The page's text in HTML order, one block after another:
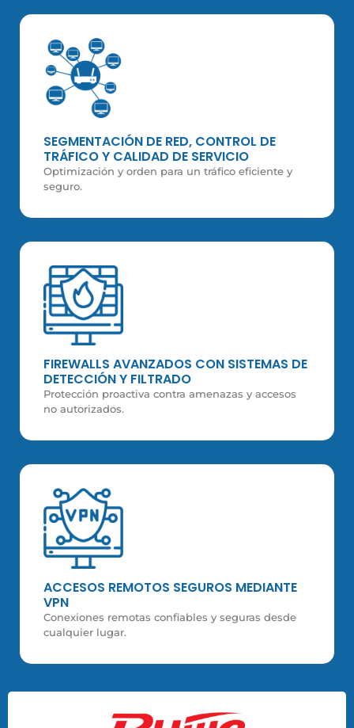
SEGMENTACIÓN DE RED, CONTROL DE
TRÁFICO Y CALIDAD DE SERVICIO
Optimización y orden para un tráfico eficiente y
seguro.
FIREWALLS AVANZADOS CON SISTEMAS DE
DETECCIÓN Y FILTRADO
Protección proactiva contra amenazas y accesos
no autorizados.
ACCESOS REMOTOS SEGUROS MEDIANTE
VPN
Conexiones remotas confiables y seguras desde
cualquier lugar.